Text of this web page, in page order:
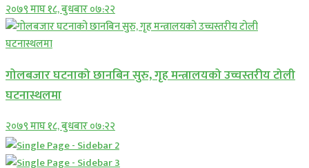
२०७९ माघ १८, बुधबार ०७:२२
गोलबजार घटनाको छानबिन सुरु, गृह मन्त्रालयको उच्चस्तरीय टोली
घटनास्थलमा
२०७९ माघ १८, बुधबार ०७:२२